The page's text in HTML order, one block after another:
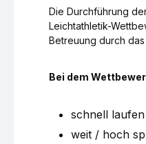
Die Durchführung
Leichtathletik-
Betreuung durch
Bei dem
schnell laufen
weit / hoch